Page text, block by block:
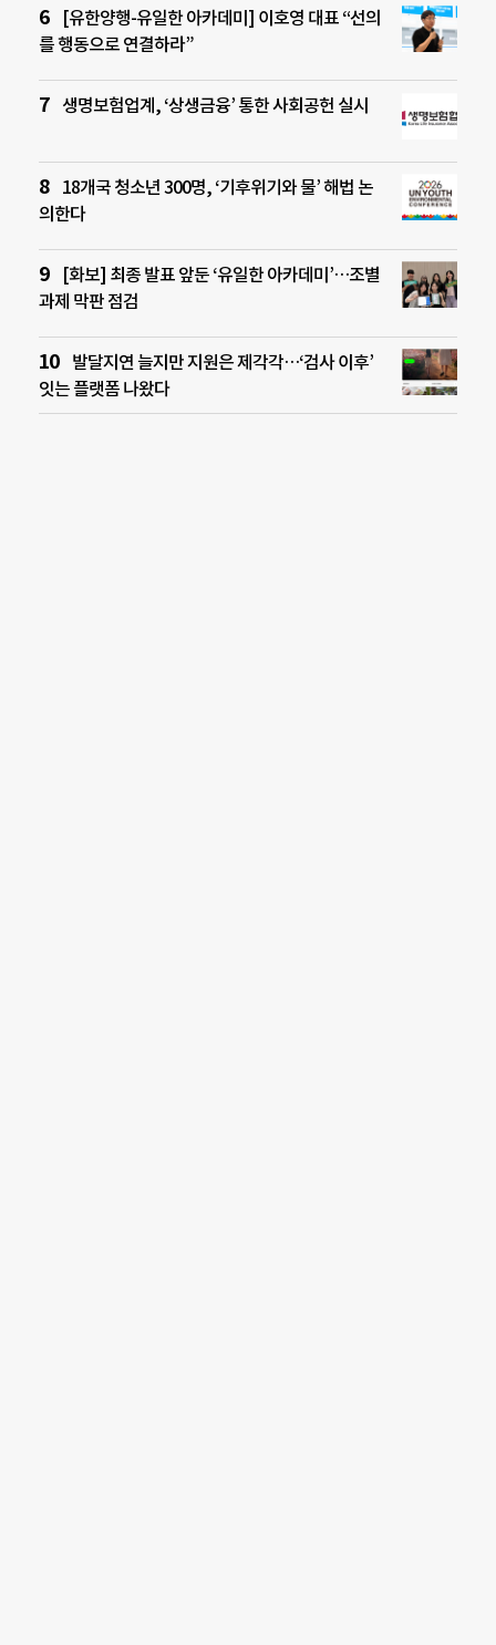
[유한양행-유일한 아카데미] 이호영 대표 “선의
를 행동으로 연결하라”
생명보험업계, ‘상생금융’ 통한 사회공헌 실시
18개국 청소년 300명, ‘기후위기와 물’ 해법 논
의한다
[화보] 최종 발표 앞둔 ‘유일한 아카데미’…조별
과제 막판 점검
발달지연 늘지만 지원은 제각각…‘검사 이후’
잇는 플랫폼 나왔다